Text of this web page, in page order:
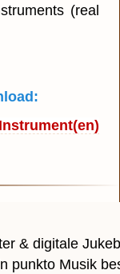
(real
& digitale
punkto Musik